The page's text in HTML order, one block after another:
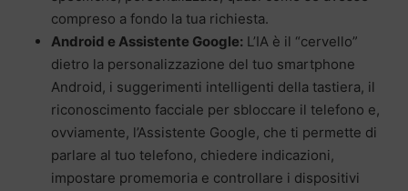
compreso a fondo la tua richiesta.
Android e Assistente Google: L’IA è il “cervello”
dietro la personalizzazione del tuo smartphone
Android, i suggerimenti intelligenti della tastiera, il
riconoscimento facciale per sbloccare il telefono e,
ovviamente, l’Assistente Google, che ti permette di
parlare al tuo telefono, chiedere indicazioni,
impostare promemoria e controllare i dispositivi